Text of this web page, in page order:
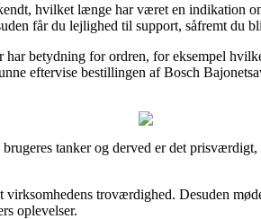
hvilket længe har været en indikation
får du lejlighed til support, såfremt du
betydning for ordren, for eksempel
eftervise bestillingen af Bosch
tanker og derved er det
virksomhedens troværdighed. Desuden
oplevelser.